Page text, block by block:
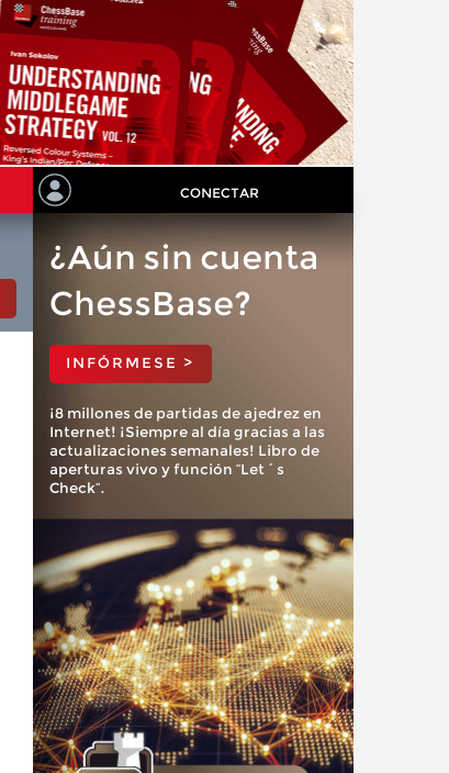
CONECTAR
¿Aún sin cuenta
ChessBase?
INFÓRMESE >
¡8 millones de partidas de ajedrez en
Internet! ¡Siempre al día gracias a las
actualizaciones semanales! Libro de
aperturas vivo y función “Let´s
Check”.